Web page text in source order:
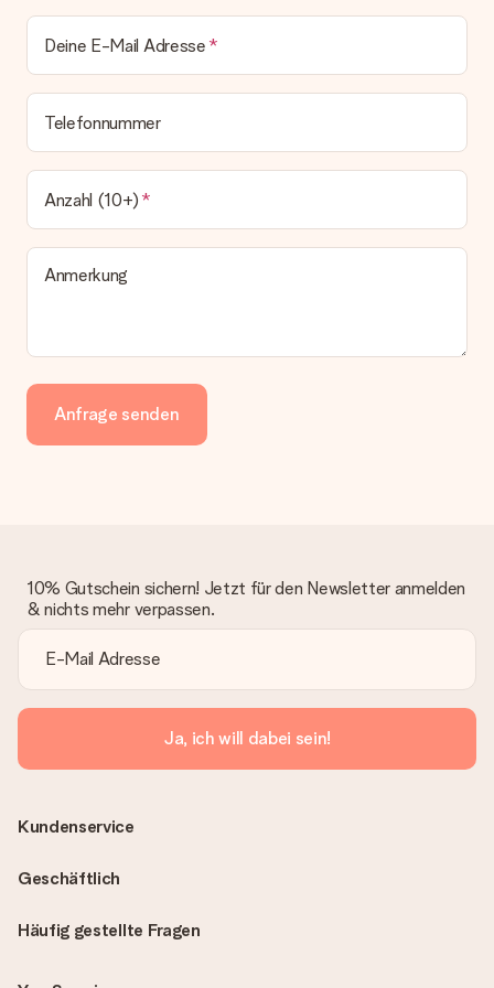
Deine E-Mail Adresse
Telefonnummer
Anzahl (10+)
Anmerkung
Anfrage senden
10% Gutschein sichern! Jetzt für den Newsletter anmelden
& nichts mehr verpassen.
Ja, ich will dabei sein!
Häufig gestellte Fragen
Kundenservice
Geschäftlich